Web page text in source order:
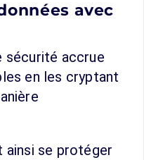
avec
sécurité accrue
en les cryptant
ainsi se protéger